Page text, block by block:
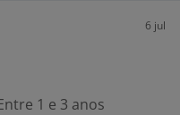
6 jul
1 e 3 anos